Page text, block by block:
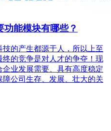
功能模块有哪些？
的产生都源于人，所以上至
终的竞争是对人才的争夺！现
业发展需要、具有高度稳定
公司生存、发展、壮大的关